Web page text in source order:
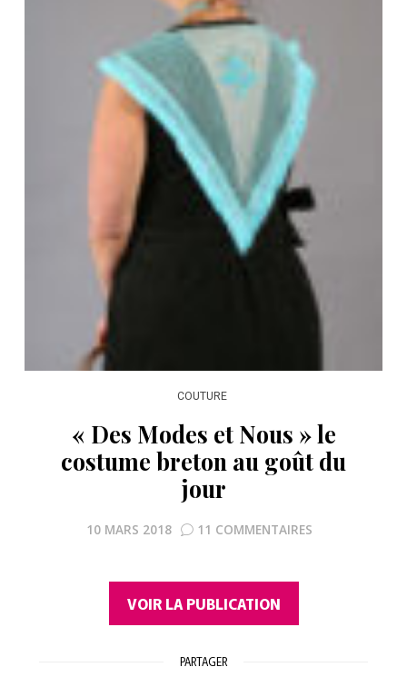
COUTURE
« Des Modes et Nous » le
costume breton au goût du
jour
10 MARS 2018 11 COMMENTAIRES
VOIR LA PUBLICATION
PARTAGER